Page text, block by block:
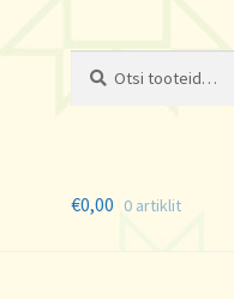
€0,00 0 artiklit